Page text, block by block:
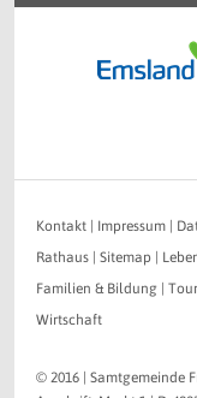
Kontakt Impressum
Rathaus
Sitemap
Familien & Bildung
Wirtschaft
© 2016 | Samtgemeinde